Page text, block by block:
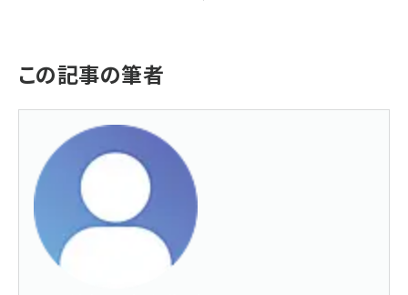
この記事の筆者